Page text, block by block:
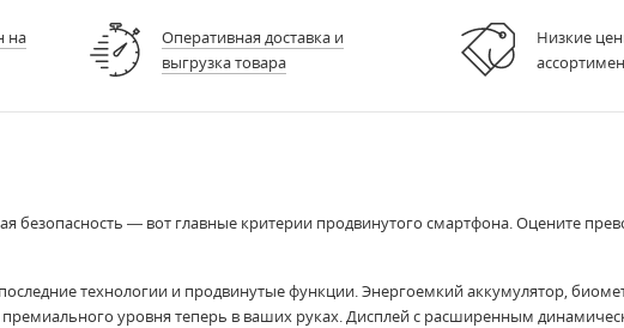
на
Оперативная доставка и
выгрузка товара
Низкие
безопасность — вот главные критерии продвинутого смартфона. Оцените
технологии и продвинутые функции. Энергоемкий аккумулятор,
премиального уровня теперь в ваших руках. Дисплей с расширенным